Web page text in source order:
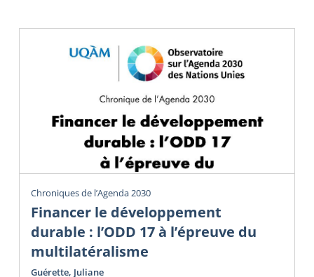
Chroniques de l’Agenda 2030
Financer le développement
durable : l’ODD 17 à l’épreuve du
multilatéralisme
Guérette, Juliane